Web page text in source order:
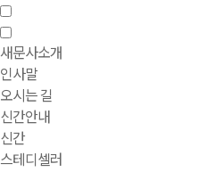
새문사소개
인사말
오시는 길
신간안내
신간
스테디셀러